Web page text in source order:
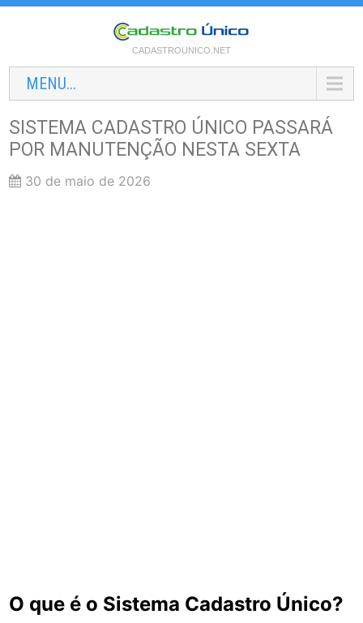
CADASTROUNICO.NET
MENU...
SISTEMA CADASTRO ÚNICO PASSARÁ
POR MANUTENÇÃO NESTA SEXTA
30 de maio de 2026
O que é o Sistema Cadastro Único?